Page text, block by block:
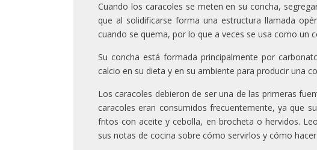
Cuando los caracoles se meten en su concha,
que al solidificarse forma una estructura llamada
cuando se quema, por lo que a veces se usa como un
Su concha está formada principalmente por
calcio en su dieta y en su ambiente para producir una
Los caracoles debieron de ser una de las primeras
caracoles eran consumidos frecuentemente, ya que
fritos con aceite y cebolla, en brocheta o hervidos.
sus notas de cocina sobre cómo servirlos y cómo